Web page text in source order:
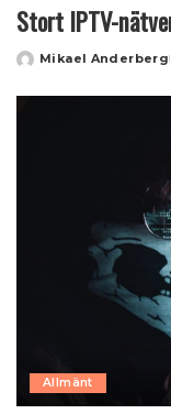
Stort IPTV-
Posted
Mikael Anderberg
Allmänt